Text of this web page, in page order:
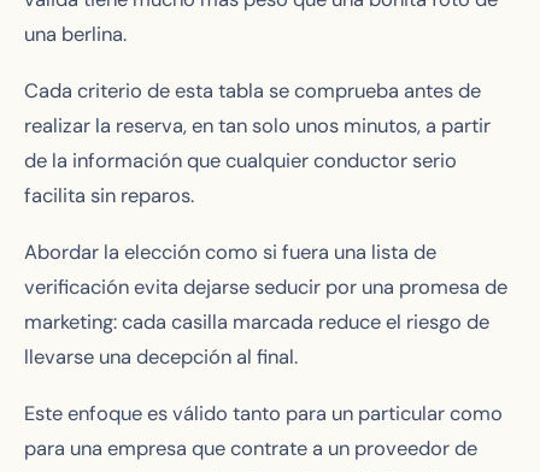
una berlina.
Cada criterio de esta tabla se comprueba antes de
realizar la reserva, en tan solo unos minutos, a partir
de la información que cualquier conductor serio
facilita sin reparos.
Abordar la elección como si fuera una lista de
verificación evita dejarse seducir por una promesa de
marketing: cada casilla marcada reduce el riesgo de
llevarse una decepción al final.
Este enfoque es válido tanto para un particular como
para una empresa que contrate a un proveedor de